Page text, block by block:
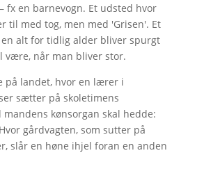
fx en barnevogn. Et udsted hvor
til med tog, men med 'Grisen'. Et
alt for tidlig alder bliver spurgt
være, når man bliver stor.
på landet, hvor en lærer i
sætter på skoletimens
mandens kønsorgan skal hedde:
gårdvagten, som sutter på
slår en høne ihjel foran en anden